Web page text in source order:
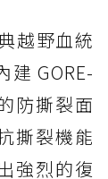
越野血統
GORE-
防撕裂面
撕裂機能
強烈的復